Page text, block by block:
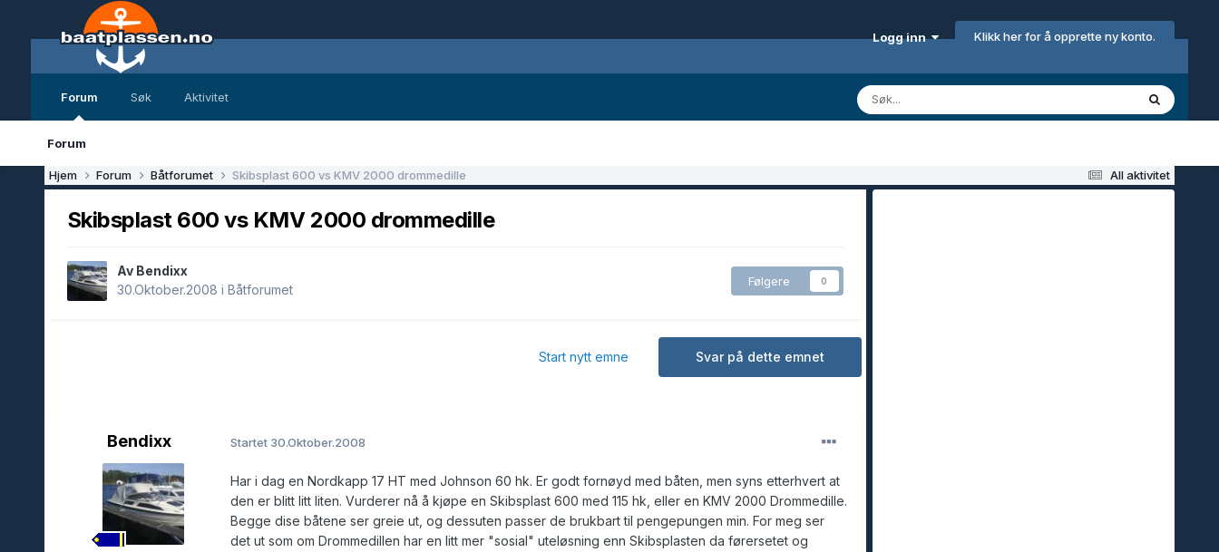
Logg inn Klikk her for å opprette ny konto.
Forum
Forum
Søk Aktivitet
All aktivitet
Hjem Forum Båtforumet Skibsplast 600 vs KMV 2000 drommedille
Skibsplast 600 vs KMV 2000 drommedille
Av Bendixx
30.Oktober.2008 i Båtforumet
Følgere 0
Svar på dette emnet
Start nytt emne
Bendixx Startet 30.Oktober.2008
Har i dag en Nordkapp 17 HT med Johnson 60 hk. Er godt fornøyd med båten, men syns etterhvert at
den er blitt litt liten. Vurderer nå å kjøpe en Skibsplast 600 med 115 hk, eller en KMV 2000 Drommedille.
Begge dise båtene ser greie ut, og dessuten passer de brukbart til pengepungen min. For meg ser
det ut som om Drommedillen har en litt mer "sosial" uteløsning enn Skibsplasten da førersetet og